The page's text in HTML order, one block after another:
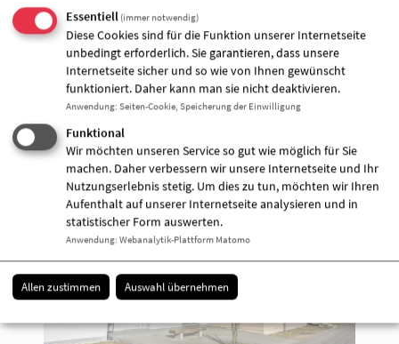
unsere Ferienfahrt.
Diese Woche hat wieder gezeigt: Ferienfahrten sind
nicht nur Abenteuer, sondern auch eine wunderbare
Gelegenheit, Selbstvertrauen zu stärken,
Gemeinschaft zu erleben und unvergessliche
Erinnerungen zu sammeln.
Zugeordnete Einrichtung
Essentiell (immer notwendig)
Diese Cookies sind für die Funktion unserer Internetseite
unbedingt erforderlich. Sie garantieren, dass unsere
Internetseite sicher und so wie von Ihnen gewünscht
funktioniert. Daher kann man sie nicht deaktivieren.
Anwendung: Seiten-Cookie, Speicherung der Einwilligung
Funktional
Wir möchten unseren Service so gut wie möglich für Sie
machen. Daher verbessern wir unsere Internetseite und Ihr
Nutzungserlebnis stetig. Um dies zu tun, möchten wir Ihren
Aufenthalt auf unserer Internetseite analysieren und in
statistischer Form auswerten.
Anwendung: Webanalytik-Plattform Matomo
Allen zustimmen Auswahl übernehmen